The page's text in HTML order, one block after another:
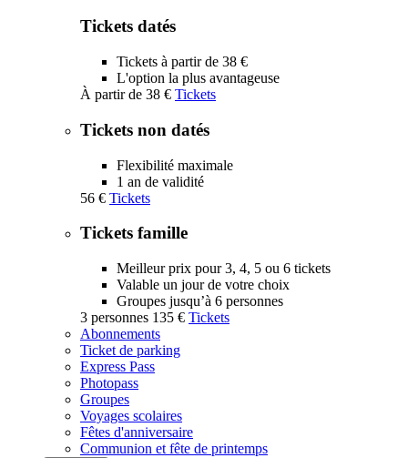
Tickets datés
Tickets à partir de 38 €
L'option la plus avantageuse
À partir de 38 € Tickets
Tickets non datés
Flexibilité maximale
1 an de validité
56 € Tickets
Tickets famille
Meilleur prix pour 3, 4, 5 ou 6 tickets
Valable un jour de votre choix
Groupes jusqu’à 6 personnes
3 personnes 135 € Tickets
Abonnements
Ticket de parking
Express Pass
Photopass
Groupes
Voyages scolaires
Fêtes d'anniversaire
Communion et fête de printemps